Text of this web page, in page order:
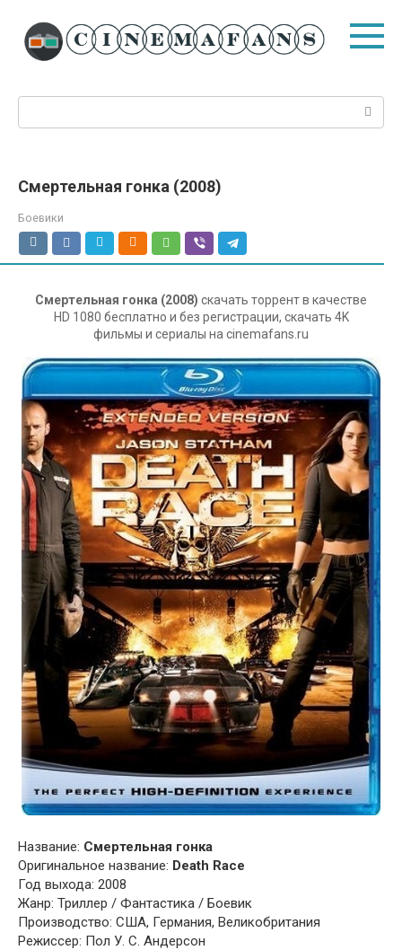
контенту
Смертельная гонка (2008)
Боевики
Смертельная гонка (2008) скачать торрент в качестве
HD 1080 бесплатно и без регистрации, скачать 4K
фильмы и сериалы на cinemafans.ru
Название: Смертельная гонка
Оригинальное название: Death Race
Год выхода: 2008
Жанр: Триллер / Фантастика / Боевик
Производство: США, Германия, Великобритания
Режиссер: Пол У. С. Андерсон